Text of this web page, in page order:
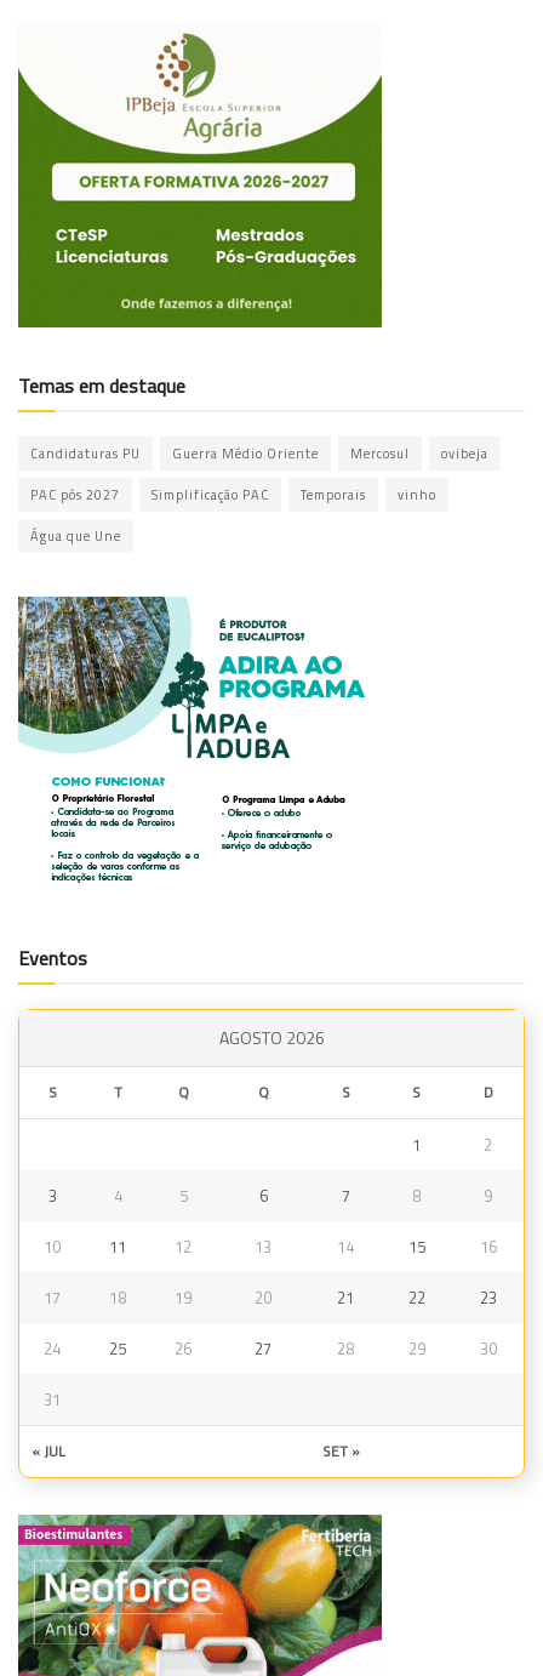
Temas em destaque
Candidaturas PU Guerra Médio Oriente Mercosul ovibeja
PAC pós 2027 Simplificação PAC Temporais vinho
Água que Une
Eventos
AGOSTO 2026
S T Q Q S S D
1 2
3 4 5 6 7 8 9
10 11 12 13 14 15 16
17 18 19 20 21 22 23
24 25 26 27 28 29 30
31
« JUL SET »